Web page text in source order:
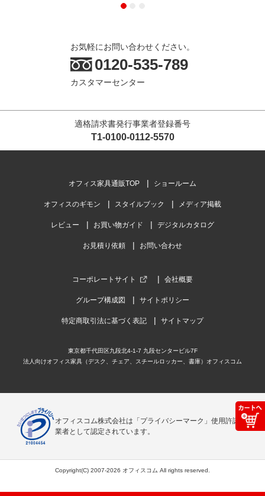
お気軽にお問い合わせください。
0120-535-789
カスタマーセンター
適格請求書発行事業者登録番号
T1-0100-0112-5570
オフィス家具通販TOP ショールーム
オフィスのギモン スタイルブック メディア掲載
レビュー お買い物ガイド デジタルカタログ
お見積り依頼 お問い合わせ
コーポレートサイト 会社概要
グループ構成図 サイトポリシー
特定商取引法に基づく表記 サイトマップ
東京都千代田区九段北4-1-7 九段センタービル7F
法人向けオフィス家具（デスク、チェア、スチールロッカー、書庫）オフィスコム
オフィスコム株式会社は「プライバシーマーク」使用許諾事
業者として認定されています。
Copyright(C) 2007-2026 オフィスコム All rights reserved.